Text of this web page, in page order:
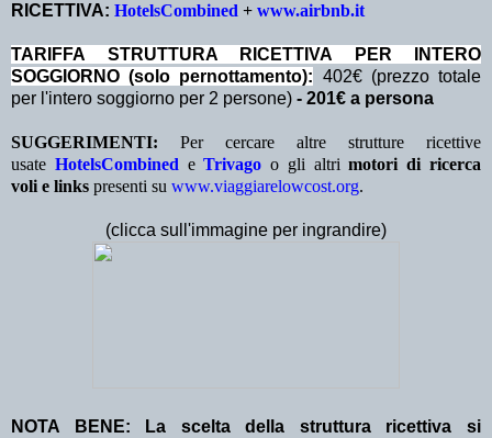
RICETTIVA: HotelsCombined + www.airbnb.it
TA RIFFA STRUTTURA RICETTIVA PER INTERO
SOGGIORNO (solo pernottamento): 402€ (prezzo totale
per l'intero soggiorno per 2 persone) - 201€ a persona
SUGGERIMENTI: Per cercare altre strutture ricettive
usate HotelsCombined eTrivago o gli altrimotori di ricerca
voli e links presenti su www.viaggiarelowcost.org.
(clicca sull'immagine per ingrandire)
NOTA BENE: La scelta della struttura ricettiva si